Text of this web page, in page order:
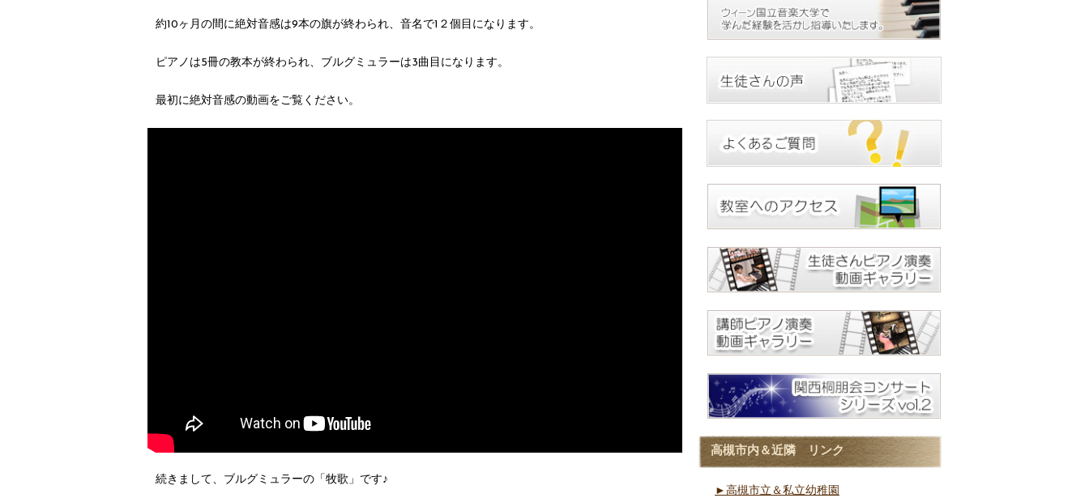
約10ヶ月の間に絶対音感は9本の旗が終わられ、音名で1２個目になります。
ピアノは5冊の教本が終わられ、ブルグミュラーは3曲目になります。
最初に絶対音感の動画をご覧ください。
続きまして、ブルグミュラーの「牧歌」です♪
高槻市内＆近隣 リンク
►高槻市立＆私立幼稚園